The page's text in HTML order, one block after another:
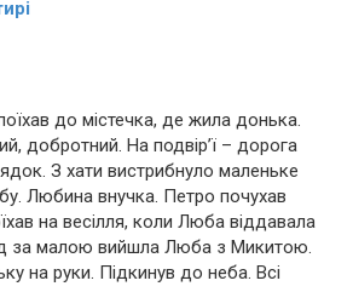
до містечка, де жила донька.
добротний. На подвір’ї – дорога
З хати вистрибнуло маленьке
Любина внучка. Петро почухав
на весілля, коли Люба віддавала
за малою вийшла Люба з Микитою.
на руки. Підкинув до неба. Всі